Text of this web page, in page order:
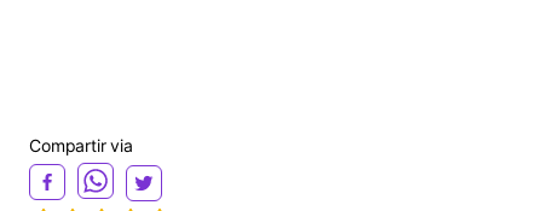
Compartir via